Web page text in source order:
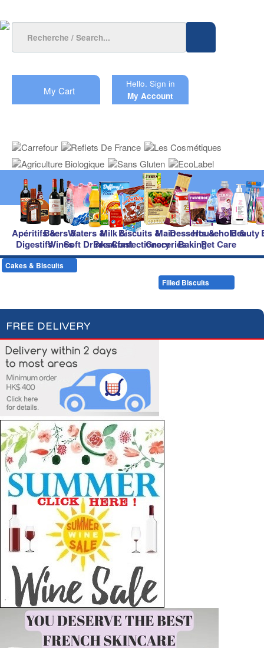
My Cart
Hello. Sign in
My Account
Apéritifs &
Digestifs
Beers &
Wines
Waters &
Soft Drinks
Milk &
Breakfast
Biscuits &
Confectionery
Main
Groceries
Desserts &
Baking
Household &
Pet Care
Beauty
Cakes & Biscuits
Filled Biscuits
FREE DELIVERY